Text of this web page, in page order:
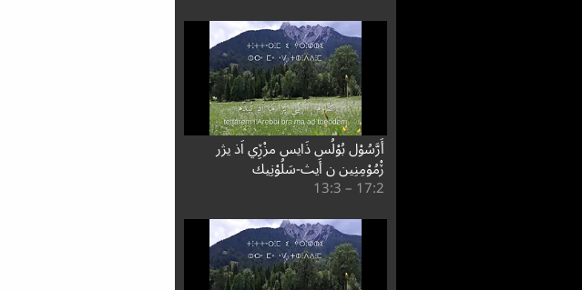
أَرَّسُوْل بُوْلُس ذَايس مزْڒِي اَذ يژر
ڒْمُوْمِنِين ن أَيث-سَلُوْنِيك
2:⁧17⁩ – 3:⁧13⁩